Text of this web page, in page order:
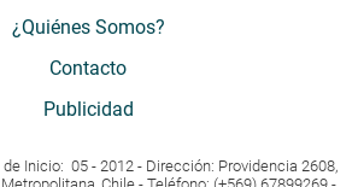
¿Quiénes Somos?
Contacto
Publicidad
Inicio: 05 - 2012 - Dirección: Providencia 2608,